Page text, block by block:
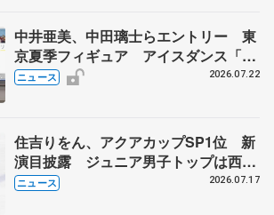
中井亜美、中田璃士らエントリー 東
京夏季フィギュア アイスダンス「か
ほゆう」や矢島榛乃、北村凌大組も
ニュース 2026.07.22
住吉りをん、アクアカップSP1位 新
演目披露 ジュニア男子トップは西野
太翔
ニュース 2026.07.17